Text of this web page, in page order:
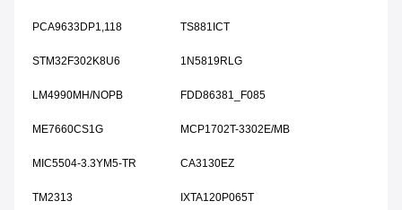
PCA9633DP1,118 TS881ICT
STM32F302K8U6 1N5819RLG
LM4990MH/NOPB FDD86381_F085
ME7660CS1G MCP1702T-3302E/MB
MIC5504-3.3YM5-TR CA3130EZ
TM2313 IXTA120P065T